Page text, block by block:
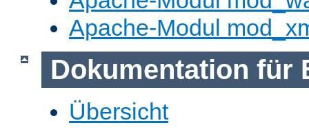
Apache-Modul
Dokumentation für
Übersicht